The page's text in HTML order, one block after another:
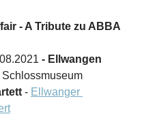
- A Tribute zu ABBA
- Ellwangen
- Ellwanger